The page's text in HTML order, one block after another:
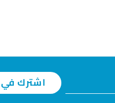
اشترك في